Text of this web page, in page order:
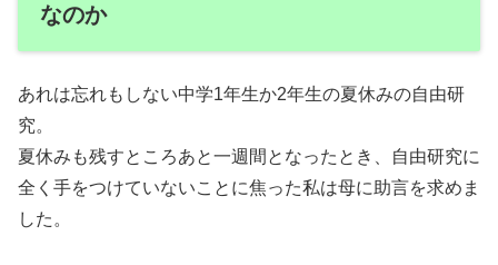
なのか
あれは忘れもしない中学1年生か2年生の夏休みの自由研
究。
夏休みも残すところあと一週間となったとき、自由研究に
全く手をつけていないことに焦った私は母に助言を求めま
した。